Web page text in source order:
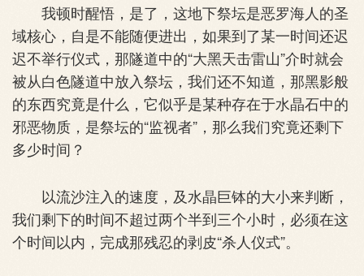
我顿时醒悟，是了，这地下祭坛是恶罗海人的圣
域核心，自是不能随便进出，如果到了某一时间还迟
迟不举行仪式，那隧道中的“大黑天击雷山”介时就会
被从白色隧道中放入祭坛，我们还不知道，那黑影般
的东西究竟是什么，它似乎是某种存在于水晶石中的
邪恶物质，是祭坛的“监视者”，那么我们究竟还剩下
多少时间？
以流沙注入的速度，及水晶巨钵的大小来判断，
我们剩下的时间不超过两个半到三个小时，必须在这
个时间以内，完成那残忍的剥皮“杀人仪式”。